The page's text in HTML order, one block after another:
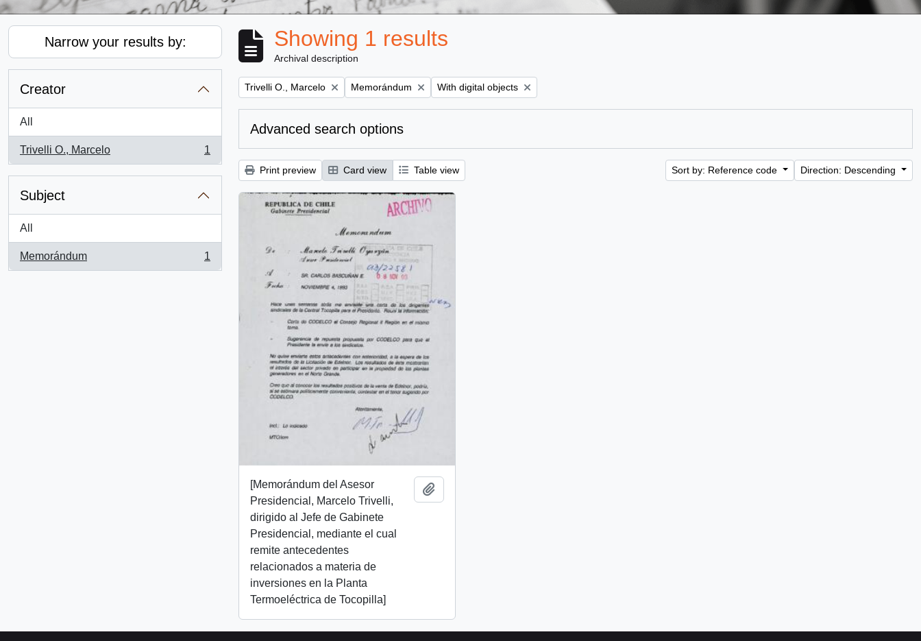
Narrow your results by:
Creator
All
Trivelli O., Marcelo
, 1 results
1
Subject
All
Memorándum
, 1 results
1
Showing 1 results
Archival description
Remove filter:
Trivelli O., Marcelo Remove filter:
Memorándum Remove filter:
With digital objects
Advanced search options
Print preview Card view Table view Sort by: Reference code Direction: Descending
[Memorándum del Asesor
Presidencial, Marcelo Trivelli,
dirigido al Jefe de Gabinete
Presidencial, mediante el cual
remite antecedentes
relacionados a materia de
inversiones en la Planta
Termoeléctrica de Tocopilla]